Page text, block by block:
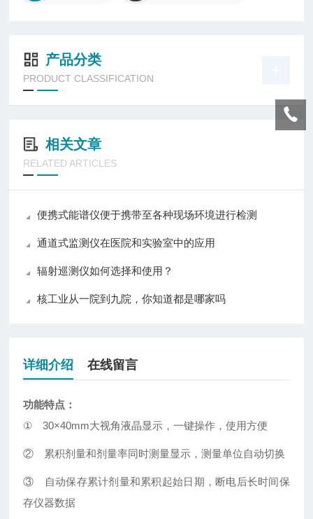
产品分类
PRODUCT CLASSIFICATION
相关文章
RELATED ARTICLES
便携式能谱仪便于携带至各种现场环境进行检测
通道式监测仪在医院和实验室中的应用
辐射巡测仪如何选择和使用？
核工业从一院到九院，你知道都是哪家吗
详细介绍 在线留言
功能特点 ：
①30×40mm大视角液晶显示，一键操作，使用方便
② 累积剂量和剂量率同时测量显示，测量单位自动切换
③ 自动保存累计剂量和累积起始日期， 断电后长时间保
存仪器数据